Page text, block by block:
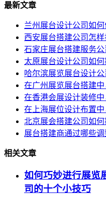
最新文章
兰州展台设计公司如
西安展台搭建公司怎
石家庄展台搭建服务公
太原展台设计公司如
哈尔滨展览展台设计
在广州展览展台搭建中
在香港会展设计装修中
在上海展位设计布置中
北京展会搭建公司如
展台搭建商通过哪些
相关文章
如何巧妙进行展览
司的十个小技巧